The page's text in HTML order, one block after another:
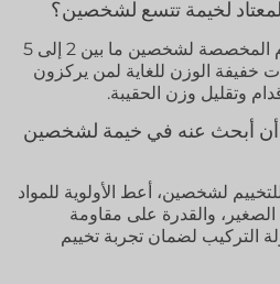
تزن معظم الخيام المخصصة لشخصين ما بين 2 إلى 5
خفيفة الوزن للغاية لمن يركزون
وتقليل وزن الحقيبة.
أن أبحث عنه في خيمة لشخصين
لشخصين، أعط الأولوية للمواد
والقدرة على مقاومة
التركيب لضمان تجربة تخييم